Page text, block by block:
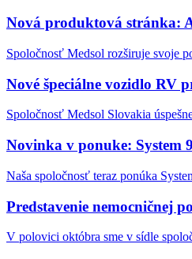
Nová produktová stránka:
Spoločnosť Medsol rozširuje svoje
Nové špeciálne vozidlo RV
Spoločnosť Medsol Slovakia
Novinka v ponuke: System
Naša spoločnosť teraz ponúka
Predstavenie nemocničnej
V polovici októbra sme v sídle